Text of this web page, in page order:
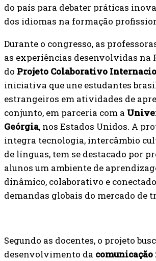
do país para debater práticas
dos idiomas na formação
Durante o congresso, as
as experiências desenvolvidas na
do Projeto Colaborativo
iniciativa que une estudantes
estrangeiros em atividades de
conjunto, em parceria com a
Geórgia, nos Estados Unidos. A
integra tecnologia, intercâmbio
de línguas, tem se destacado por
alunos um ambiente de
dinâmico, colaborativo e
demandas globais do mercado de
Segundo as docentes, o projeto
desenvolvimento da